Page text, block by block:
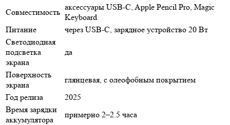
Совместимость
аксессуары USB‑C, Apple Pencil Pro, Magic
Keyboard
Питание
через USB‑C, зарядное устройство 20 Вт
Светодиодная
подсветка
экрана
да
Поверхность
экрана
глянцевая, с олеофобным покрытием
Год релиза
2025
Время зарядки
аккумулятора
примерно 2–2.5 часа